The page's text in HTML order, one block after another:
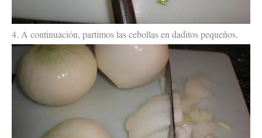
4. A continuación, partimos las cebollas en daditos pequeños.